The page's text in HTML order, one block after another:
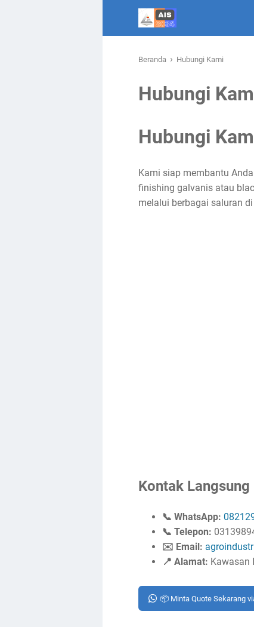
Beranda › Hubungi Kami
Hubungi
Hubungi
Kami siap membantu
finishing galvanis atau
melalui berbagai saluran
Kontak Langsung
📞 WhatsApp:
📞 Telepon:
✉️ Email:
📍 Alamat: Kawasan
📦 Minta Quote Sekarang